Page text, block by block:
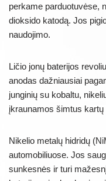
perkame parduotuvėse,
dioksido katodą. Jos
naudojimo.
Ličio jonų baterijos
anodas dažniausiai
junginių su kobaltu,
įkraunamos šimtus kartų
Nikelio metalų hidridų
automobiliuose. Jos
sunkesnės ir turi